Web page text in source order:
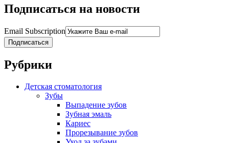
Подписаться на новости
Email Subscription
Подписаться
Рубрики
Детская стоматология
Зубы
Выпадение зубов
Зубная эмаль
Кариес
Прорезывание зубов